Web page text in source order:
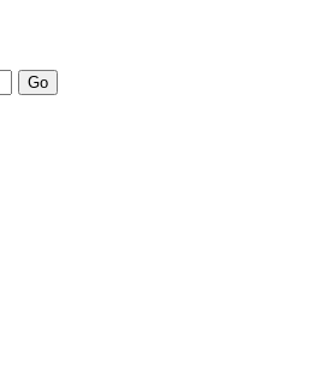
างโพสต์ขายบ้าน รับจ้างโพสต์อสัง
องผล อันดับ1 การโพสต์ขายอสังหา
คอนโด ติดGoogleหน้าแรกได้จริงๆ
อสังหาโพสต์ เชื่อถือได้จริง รับ
ถูกและดีที่สุด ไม่มีค่านายหน้า
าสในการขายได้มากกว่า ที่เดียว ที่